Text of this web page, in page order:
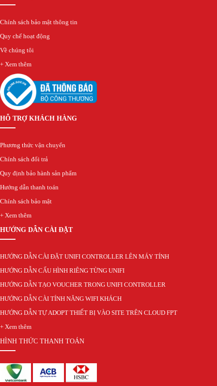
Chính sách bảo mật thông tin
Quy chế hoạt động
Về chúng tôi
+ Xem thêm
HỖ TRỢ KHÁCH HÀNG
Phương thức vận chuyển
Chính sách đổi trả
Quy định bảo hành sản phẩm
Hướng dẫn thanh toán
Chính sách bảo mật
+ Xem thêm
HƯỚNG DẪN CÀI ĐẶT
HƯỚNG DẪN CÀI ĐẶT UNIFI CONTROLLER LÊN MÁY TÍNH
HƯỚNG DẪN CẤU HÌNH RIÊNG TỪNG UNIFI
HƯỚNG DẪN TẠO VOUCHER TRONG UNIFI CONTROLLER
HƯỚNG DẪN CÀI TÍNH NĂNG WIFI KHÁCH
HƯỚNG DẪN TỰ ADOPT THIẾT BỊ VÀO SITE TRÊN CLOUD FPT
+ Xem thêm
HÌNH THỨC THANH TOÁN